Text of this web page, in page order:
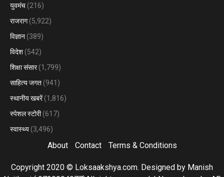
युवमंच (216)
राजराग(5,922)
विज्ञान (389)
विदेश (542)
शिक्षा संसार(1,799)
साहित्य जगत (941)
स्थानीय खबरें(1,816)
स्पेशल स्टोरी(617)
स्वास्थ्य (3,496)
About Contact Terms & Conditions
Copyright 2020 © Loksaakshya.com. Designed by Manish